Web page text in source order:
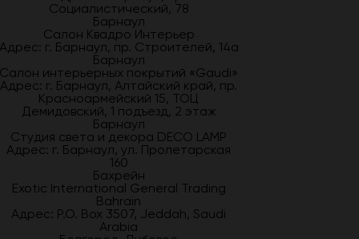
Социалистический, 78
Барнаул
Салон Квадро Интерьер
г. Барнаул, пр. Строителей, 14а
Барнаул
Салон интерьерных покрытий «Gaudi»
Адрес: г. Барнаул, Алтайский край, пр.
Красноармейский 15, ТОЦ
Демидовский, 1 подъезд, 2 этаж
Барнаул
Студия света и декора DECO LAMP
Адрес: г. Барнаул, ул. Пролетарская
160
Бахрейн
Exotic International General Trading
Bahrain
Адрес: P.O. Box 3507, Jeddah, Saudi
Arabia